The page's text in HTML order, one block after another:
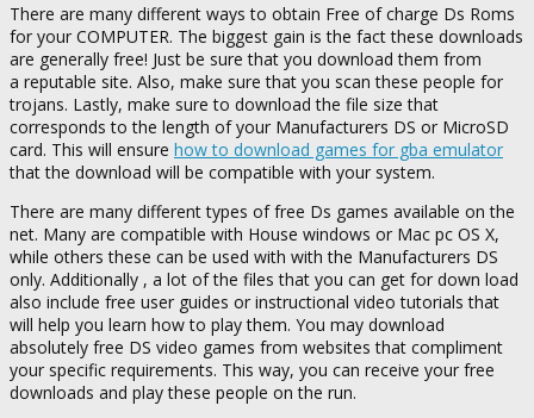
There are many different ways to obtain Free of charge Ds Roms
for your COMPUTER. The biggest gain is the fact these downloads
are generally free! Just be sure that you download them from
a reputable site. Also, make sure that you scan these people for
trojans. Lastly, make sure to download the file size that
corresponds to the length of your Manufacturers DS or MicroSD
card. This will ensure how to download games for gba emulator
that the download will be compatible with your system.
There are many different types of free Ds games available on the
net. Many are compatible with House windows or Mac pc OS X,
while others these can be used with with the Manufacturers DS
only. Additionally , a lot of the files that you can get for down load
also include free user guides or instructional video tutorials that
will help you learn how to play them. You may download
absolutely free DS video games from websites that compliment
your specific requirements. This way, you can receive your free
downloads and play these people on the run.